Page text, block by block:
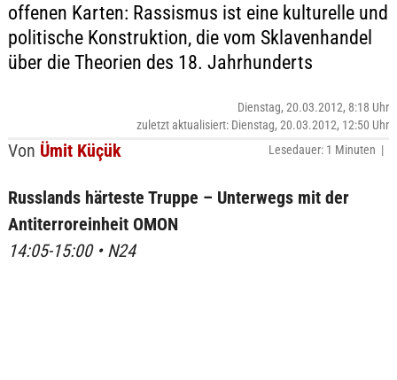
offenen Karten: Rassismus ist eine kulturelle und
politische Konstruktion, die vom Sklavenhandel
über die Theorien des 18. Jahrhunderts
Von Ümit Küçük
Dienstag, 20.03.2012, 8:18 Uhr
zuletzt aktualisiert: Dienstag, 20.03.2012, 12:50 Uhr
Lesedauer: 1 Minuten |
Russlands härteste Truppe – Unterwegs mit der
Antiterroreinheit OMON
14:05-15:00 • N24